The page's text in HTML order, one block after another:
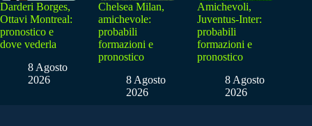
Darderi Borges,
Ottavi Montreal:
pronostico e
dove vederla
8 Agosto
2026
Chelsea Milan,
amichevole:
probabili
formazioni e
pronostico
8 Agosto
2026
Amichevoli,
Juventus-Inter:
probabili
formazioni e
pronostico
8 Agosto
2026